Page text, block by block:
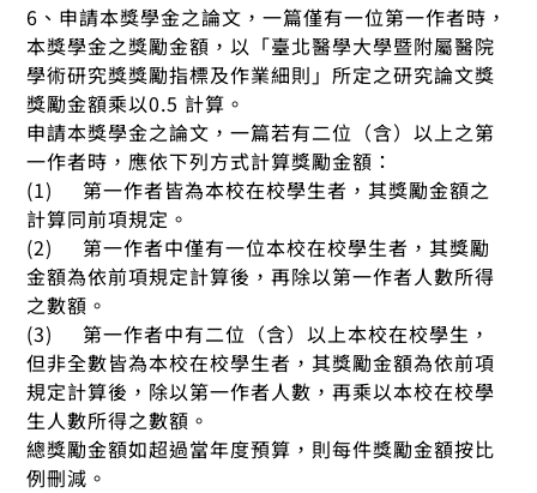
6、申請本獎學金之論文，一篇僅有一位第一作者時，
本獎學金之獎勵金額，以「臺北醫學大學暨附屬醫院
學術研究獎獎勵指標及作業細則」所定之研究論文獎
獎勵金額乘以0.5 計算。
申請本獎學金之論文，一篇若有二位（含）以上之第
一作者時，應依下列方式計算獎勵金額：
(1) 第一作者皆為本校在校學生者，其獎勵金額之
計算同前項規定。
(2) 第一作者中僅有一位本校在校學生者，其獎勵
金額為依前項規定計算後，再除以第一作者人數所得
之數額。
(3) 第一作者中有二位（含）以上本校在校學生，
但非全數皆為本校在校學生者，其獎勵金額為依前項
規定計算後，除以第一作者人數，再乘以本校在校學
生人數所得之數額。
總獎勵金額如超過當年度預算，則每件獎勵金額按比
例刪減。